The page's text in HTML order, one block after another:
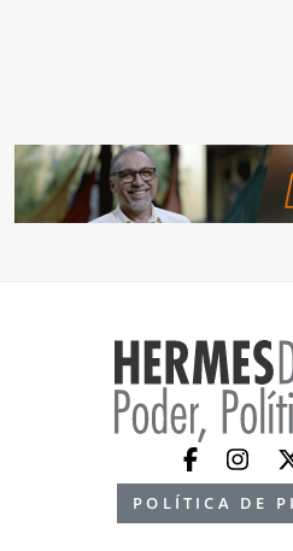
POLÍTICA DE